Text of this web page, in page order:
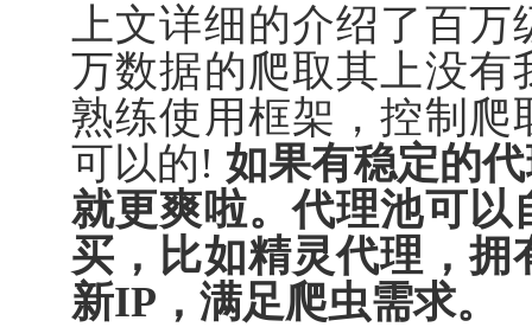
上文详细的介绍了百万
万数据的爬取其上没有
熟练使用框架，控制爬
可以的! 如果有稳定的
就更爽啦。代理池可以
买，比如精灵代理，
新IP，满足爬虫需求。